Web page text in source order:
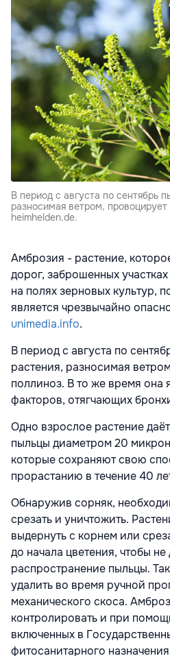
В период с августа по сентябрь
разносимая ветром,
heimhelden.de.
Амброзия - растение,
дорог, заброшенных
на полях зерновых культур,
является чрезвычайно
unimedia.info.
В период с августа по
растения, разносимая
поллиноз. В то же время она
факторов, отягчающих
Однo взрослое растение
пыльцы диаметром 20
которые сохраняют свою
прорастанию в течение 40
Обнаружив сорняк,
срезать и уничтожить.
выдернуть с корнем или
до начала цветения, чтобы не
распространение пыльцы.
удалить во время ручной
механического скоса.
контролировать и при
включенных в
фитосанитарного